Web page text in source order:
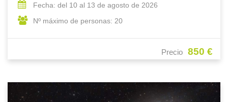
Precio 850 €
Fecha: del 10 al 13 de agosto de 2026
Nº máximo de personas: 20